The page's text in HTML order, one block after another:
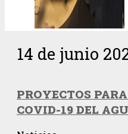
14 de junio
PROYECTOS
COVID-19 DEL